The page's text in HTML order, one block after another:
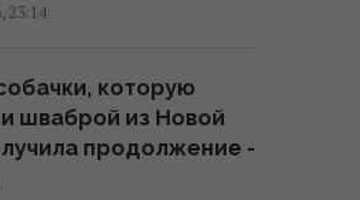
ракет, – отчет
августа 2026
23:14
которую
шваброй из Новой
продолжение -